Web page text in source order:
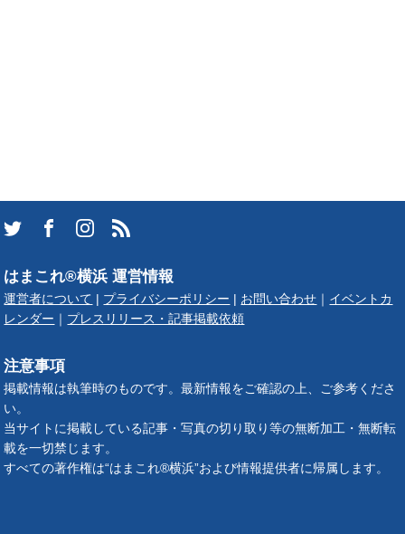
はまこれ®横浜 運営情報
運営者について プライバシーポリシー お問い合わせ
イベントカ
レンダー
プレスリリース・記事掲載依頼
注意事項
掲載情報は執筆時のものです。最新情報をご確認の上、ご参考くださ
い。
当サイトに掲載している記事・写真の切り取り等の無断加工・無断転
載を一切禁じます。
すべての著作権は“はまこれ®横浜”および情報提供者に帰属します。